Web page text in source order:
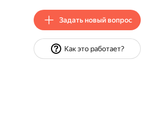
Задать новый вопрос
Как это работает?